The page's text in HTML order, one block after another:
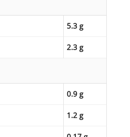
5.3 g
2.3 g
0.9 g
1.2 g